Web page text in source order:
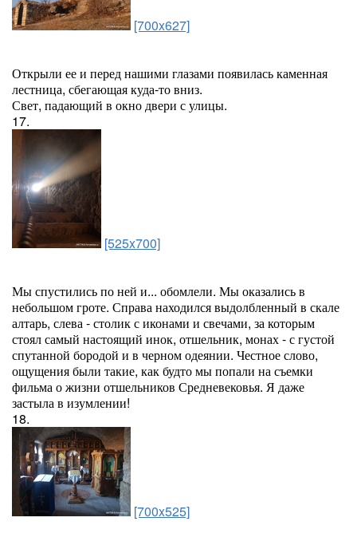
[700x627]
Открыли ее и перед нашими глазами появилась каменная
лестница, сбегающая куда-то вниз.
Свет, падающий в окно двери с улицы.
17.
[525x700]
Мы спустились по ней и... обомлели. Мы оказались в
небольшом гроте. Справа находился выдолбленный в скале
алтарь, слева - столик с иконами и свечами, за которым
стоял самый настоящий инок, отшельник, монах - с густой
спутанной бородой и в черном одеянии. Честное слово,
ощущения были такие, как будто мы попали на съемки
фильма о жизни отшельников Средневековья. Я даже
застыла в изумлении!
18.
[700x525]